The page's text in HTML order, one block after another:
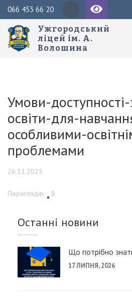
Перейти
до
вмісту
(натисніть
066 453 66 20
Ужгородський
ліцей ім. А.
Волошина
Умови-
освіти-для-
особливими-
проблемами
26.11.2025
Переглядів: 8
Останні новини
Що потрібно
17 ЛИПНЯ, 2026